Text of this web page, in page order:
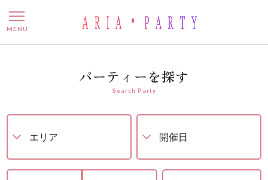
男性先行中の婚活パーティー
MENU
パーティーを探す
Search Party